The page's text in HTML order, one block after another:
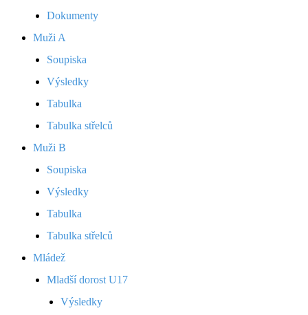
Dokumenty
Muži A
Soupiska
Výsledky
Tabulka
Tabulka střelců
Muži B
Soupiska
Výsledky
Tabulka
Tabulka střelců
Mládež
Mladší dorost U17
Výsledky